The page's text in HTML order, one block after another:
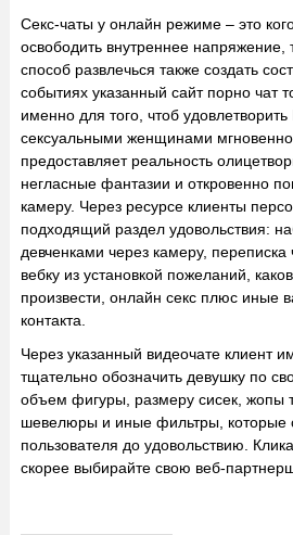
Секс-чаты у онлайн режиме – это
освободить внутреннее напряжение,
способ развлечься также создать
событиях указанный сайт порно чат
именно для того, чтоб
сексуальными женщинами
предоставляет реальность
негласные фантазии и откровенно
камеру. Через ресурсе клиенты
подходящий раздел удовольствия:
девченками через камеру, переписка
вебку из установкой пожеланий,
произвести, онлайн секс плюс иные
контакта.
Через указанный видеочате клиент
тщательно обозначить девушку по
объем фигуры, размеру сисек, жопы
шевелюры и иные фильтры, которые
пользователя до удовольствию.
скорее выбирайте свою веб-